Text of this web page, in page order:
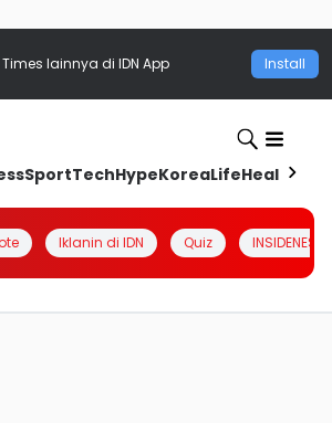
Times lainnya di IDN App Install
SportTechHypeKoreaLifeHealth
Iklanin di IDN Quiz INSIDENESIA